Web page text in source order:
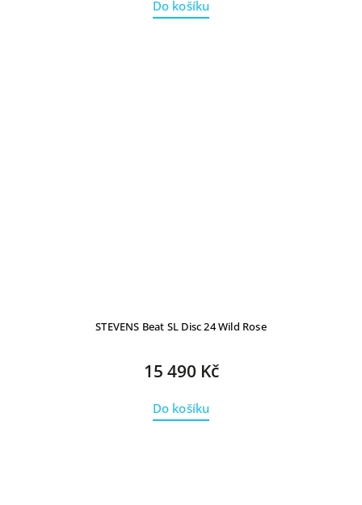
Do košíku
STEVENS Beat SL Disc 24 Wild Rose
15 490 Kč
Do košíku